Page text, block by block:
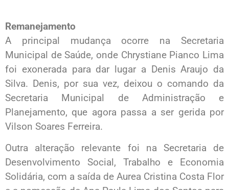
Remanejamento
A principal mudança ocorre na Secretaria
Municipal de Saúde, onde Chrystiane Pianco Lima
foi exonerada para dar lugar a Denis Araujo da
Silva. Denis, por sua vez, deixou o comando da
Secretaria Municipal de Administração e
Planejamento, que agora passa a ser gerida por
Vilson Soares Ferreira.
Outra alteração relevante foi na Secretaria de
Desenvolvimento Social, Trabalho e Economia
Solidária, com a saída de Aurea Cristina Costa Flor